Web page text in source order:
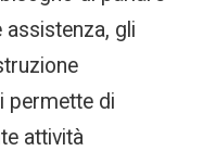
gli
permette di
attività